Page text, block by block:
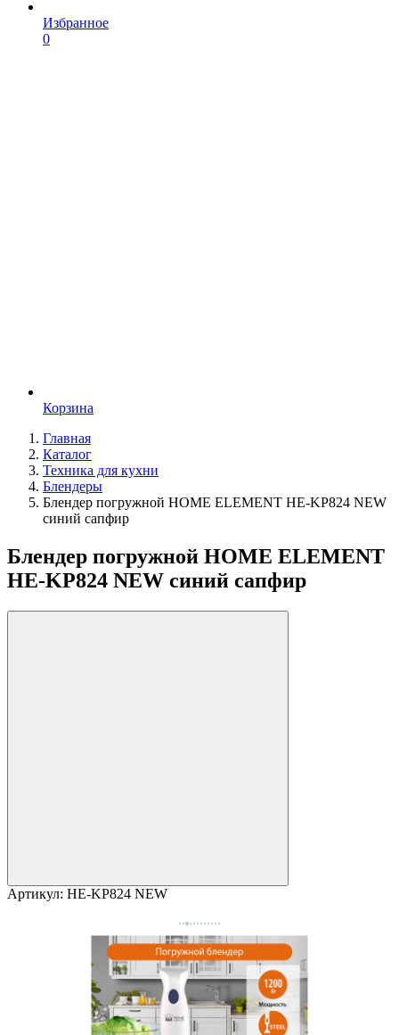
Избранное
0
Корзина
Главная
Каталог
Техника для кухни
Блендеры
Блендер погружной HOME ELEMENT HE-KP824 NEW
синий сапфир
Блендер погружной HOME ELEMENT
HE-KP824 NEW синий сапфир
Артикул: HE-KP824 NEW